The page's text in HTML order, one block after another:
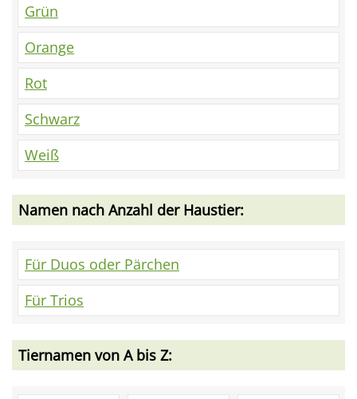
Grün
Orange
Rot
Schwarz
Weiß
Namen nach Anzahl der Haustier:
Für Duos oder Pärchen
Für Trios
Tiernamen von A bis Z: